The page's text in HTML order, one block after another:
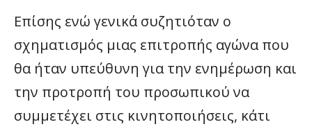
Επίσης ενώ γενικά συζητιόταν ο
σχηματισμός μιας επιτροπής αγώνα που
θα ήταν υπεύθυνη για την ενημέρωση και
την προτροπή του προσωπικού να
συμμετέχει στις κινητοποιήσεις, κάτι